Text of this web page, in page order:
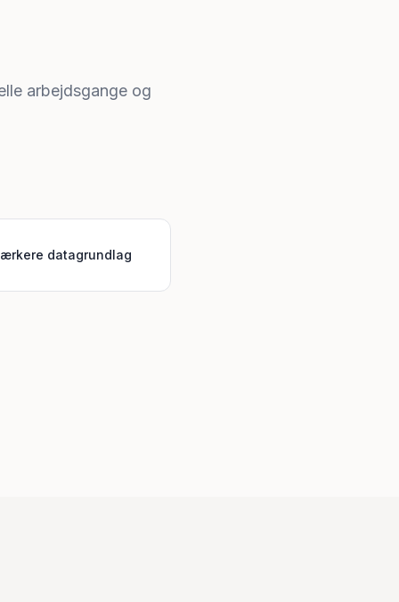
arbejdsgange og
datagrundlag